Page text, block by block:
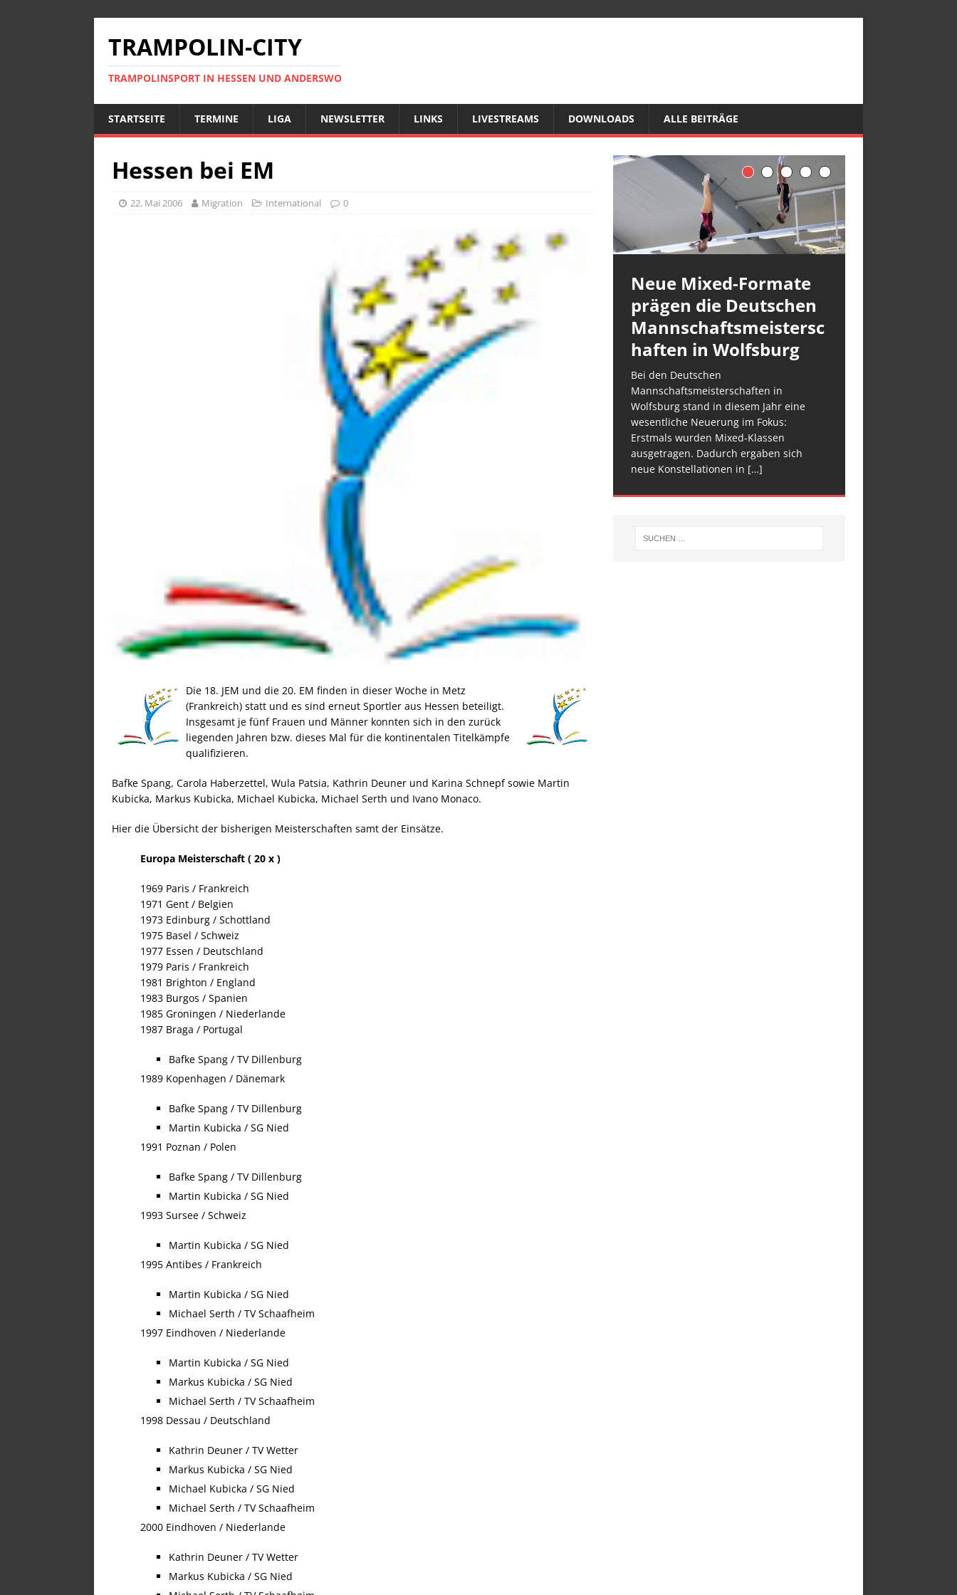
TRAMPOLIN-CITY
TRAMPOLINSPORT IN HESSEN UND ANDERSWO
STARTSEITE TERMINE LIGA NEWSLETTER LINKS LIVESTREAMS DOWNLOADS ALLE BEITRÄGE
Hessen bei EM
22. Mai 2006 Migration International 0
Die 18. JEM und die 20. EM finden in dieser Woche in Metz
(Frankreich) statt und es sind erneut Sportler aus Hessen beteiligt.
Insgesamt je fünf Frauen und Männer konnten sich in den zurück
liegenden Jahren bzw. dieses Mal für die kontinentalen Titelkämpfe
qualifizieren.
Bafke Spang, Carola Haberzettel, Wula Patsia, Kathrin Deuner und Karina Schnepf sowie Martin
Kubicka, Markus Kubicka, Michael Kubicka, Michael Serth und Ivano Monaco.
Hier die Übersicht der bisherigen Meisterschaften samt der Einsätze.
Europa Meisterschaft ( 20 x )
1969 Paris / Frankreich
1971 Gent / Belgien
1973 Edinburg / Schottland
1975 Basel / Schweiz
1977 Essen / Deutschland
1979 Paris / Frankreich
1981 Brighton / England
1983 Burgos / Spanien
1985 Groningen / Niederlande
1987 Braga / Portugal
Bafke Spang / TV Dillenburg
1989 Kopenhagen / Dänemark
Bafke Spang / TV Dillenburg
Martin Kubicka / SG Nied
1991 Poznan / Polen
Bafke Spang / TV Dillenburg
Martin Kubicka / SG Nied
1993 Sursee / Schweiz
Martin Kubicka / SG Nied
1995 Antibes / Frankreich
Martin Kubicka / SG Nied
Michael Serth / TV Schaafheim
1997 Eindhoven / Niederlande
Martin Kubicka / SG Nied
Markus Kubicka / SG Nied
Michael Serth / TV Schaafheim
1998 Dessau / Deutschland
Kathrin Deuner / TV Wetter
Markus Kubicka / SG Nied
Michael Kubicka / SG Nied
Michael Serth / TV Schaafheim
2000 Eindhoven / Niederlande
Kathrin Deuner / TV Wetter
Markus Kubicka / SG Nied
Neue Mixed-Formate
prägen die Deutschen
Mannschaftsmeistersc
haften in Wolfsburg
Bei den Deutschen
Mannschaftsmeisterschaften in
Wolfsburg stand in diesem Jahr eine
wesentliche Neuerung im Fokus:
Erstmals wurden Mixed-Klassen
ausgetragen. Dadurch ergaben sich
neue Konstellationen in […]